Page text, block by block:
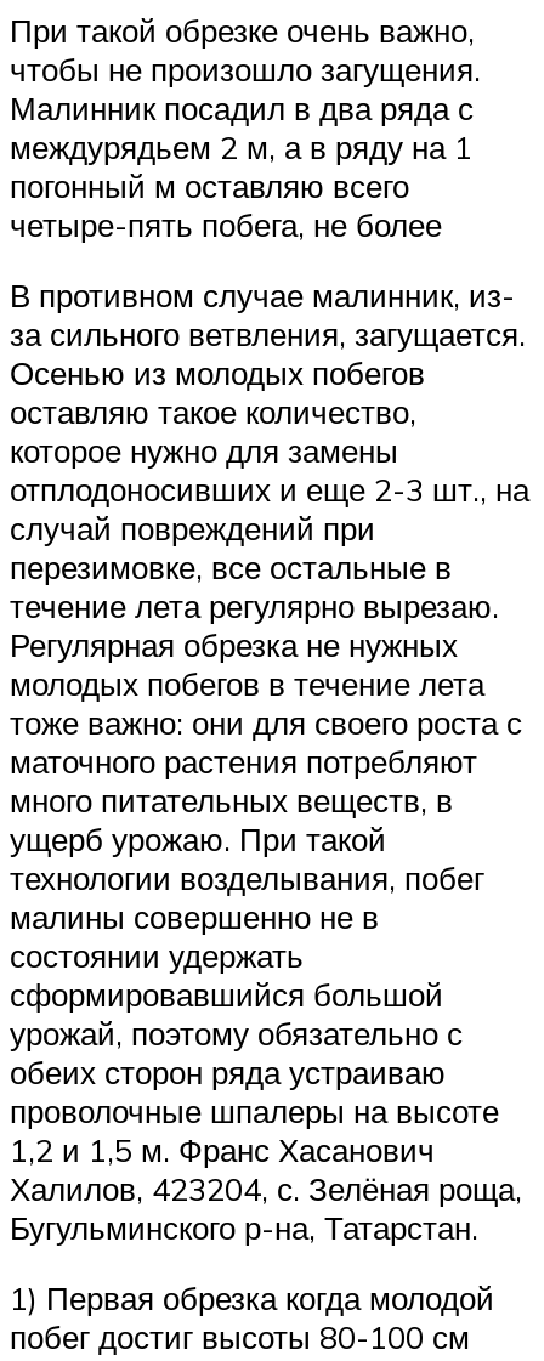
При такой обрезке очень важно,
чтобы не произошло загущения.
Малинник посадил в два ряда с
междурядьем 2 м, а в ряду на 1
погонный м оставляю всего
четыре-пять побега, не более
В противном случае малинник, из-
за сильного ветвления, загущается.
Осенью из молодых побегов
оставляю такое количество,
которое нужно для замены
отплодоносивших и еще 2-3 шт., на
случай повреждений при
перезимовке, все остальные в
течение лета регулярно вырезаю.
Регулярная обрезка не нужных
молодых побегов в течение лета
тоже важно: они для своего роста с
маточного растения потребляют
много питательных веществ, в
ущерб урожаю. При такой
технологии возделывания, побег
малины совершенно не в
состоянии удержать
сформировавшийся большой
урожай, поэтому обязательно с
обеих сторон ряда устраиваю
проволочные шпалеры на высоте
1,2 и 1,5 м. Франс Хасанович
Халилов, 423204, с. Зелёная роща,
Бугульминского р-на, Татарстан.
1) Первая обрезка когда молодой
побег достиг высоты 80-100 см